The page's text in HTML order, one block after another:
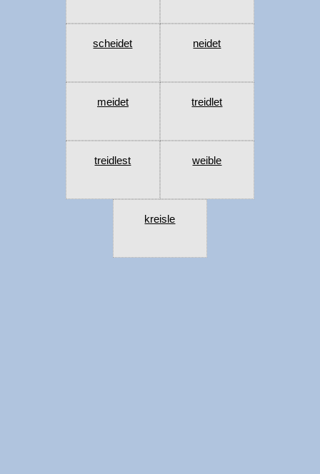
scheidet neidet
meidet treidlet
treidlest weible
kreisle